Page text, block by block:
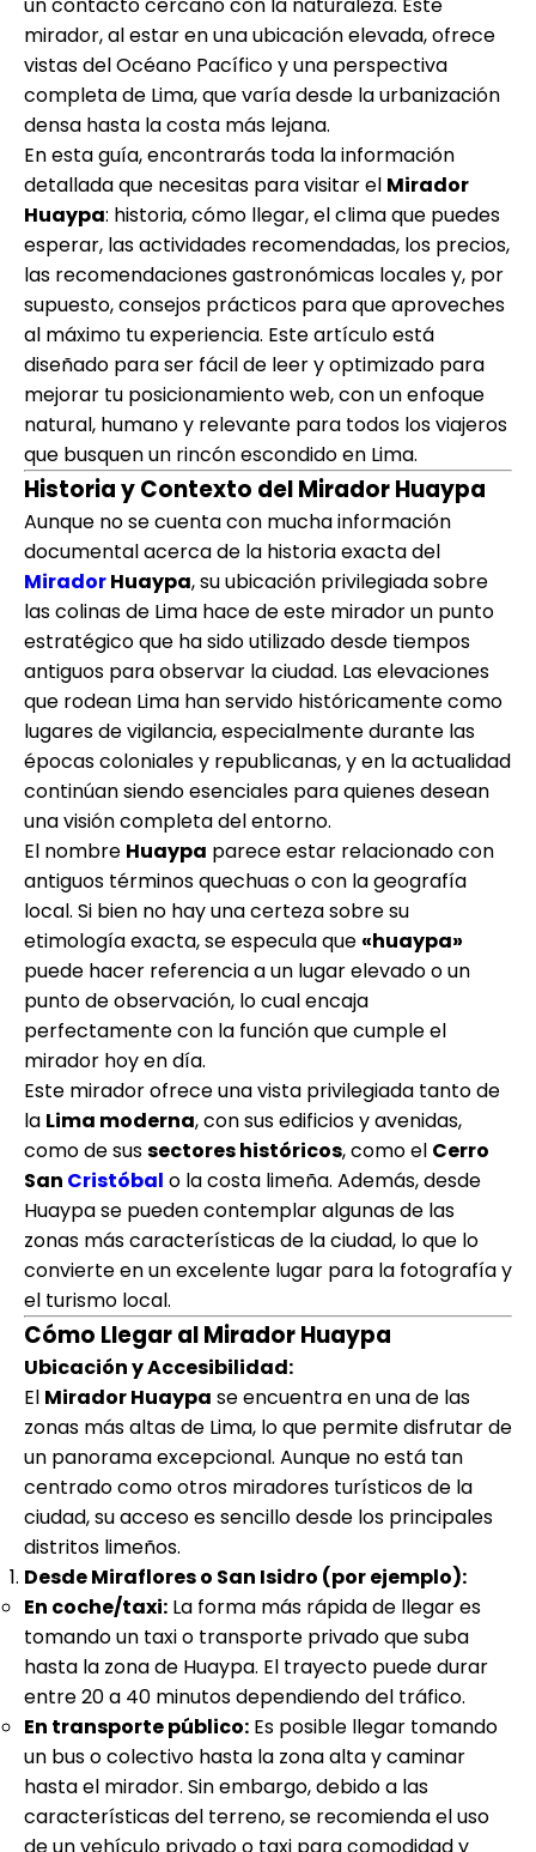
mirador, al estar en una ubicación elevada, ofrece
vistas del Océano Pacífico y una perspectiva
completa de Lima, que varía desde la urbanización
densa hasta la costa más lejana.
En esta guía, encontrarás toda la información
detallada que necesitas para visitar el Mirador
Huaypa: historia, cómo llegar, el clima que puedes
esperar, las actividades recomendadas, los precios,
las recomendaciones gastronómicas locales y, por
supuesto, consejos prácticos para que aproveches
al máximo tu experiencia. Este artículo está
diseñado para ser fácil de leer y optimizado para
mejorar tu posicionamiento web, con un enfoque
natural, humano y relevante para todos los viajeros
que busquen un rincón escondido en Lima.
Historia y Contexto delMirador Huaypa
Aunque no se cuenta con mucha información
documental acerca de la historia exacta del
MiradorHuaypa, su ubicación privilegiada sobre
las colinas de Lima hace de este mirador un punto
estratégico que ha sido utilizado desde tiempos
antiguos para observar la ciudad. Las elevaciones
que rodean Lima han servido históricamente como
lugares de vigilancia, especialmente durante las
épocas coloniales y republicanas, y en la actualidad
continúan siendo esenciales para quienes desean
una visión completa del entorno.
El nombre Huaypa parece estar relacionado con
antiguos términos quechuas o con la geografía
local. Si bien no hay una certeza sobre su
etimología exacta, se especula que «huaypa»
puede hacer referencia a un lugar elevado o un
punto de observación, lo cual encaja
perfectamente con la función que cumple el
mirador hoy en día.
Este mirador ofrece una vista privilegiada tanto de
la Lima moderna, con sus edificios y avenidas,
como de sussectores históricos, como el Cerro
San Cristóbal o la costa limeña. Además, desde
Huaypa se pueden contemplar algunas de las
zonas más características de la ciudad, lo que lo
convierte en un excelente lugar para la fotografía y
el turismo local.
Cómo Llegar alMirador Huaypa
Ubicación y Accesibilidad:
El Mirador Huaypa se encuentra en una de las
zonas más altas de Lima, lo que permite disfrutar de
un panorama excepcional. Aunque no está tan
centrado como otros miradores turísticos de la
ciudad, su acceso es sencillo desde los principales
distritos limeños.
Desde Miraflores o San Isidro (por ejemplo):
En coche/taxi: La forma más rápida de llegar es
tomando un taxi o transporte privado que suba
hasta la zona de Huaypa. El trayecto puede durar
entre 20 a 40 minutos dependiendo del tráfico.
En transporte público: Es posible llegar tomando
un bus o colectivo hasta la zona alta y caminar
hasta el mirador. Sin embargo, debido a las
características del terreno, se recomienda el uso
de un vehículo privado o taxi para comodidad y